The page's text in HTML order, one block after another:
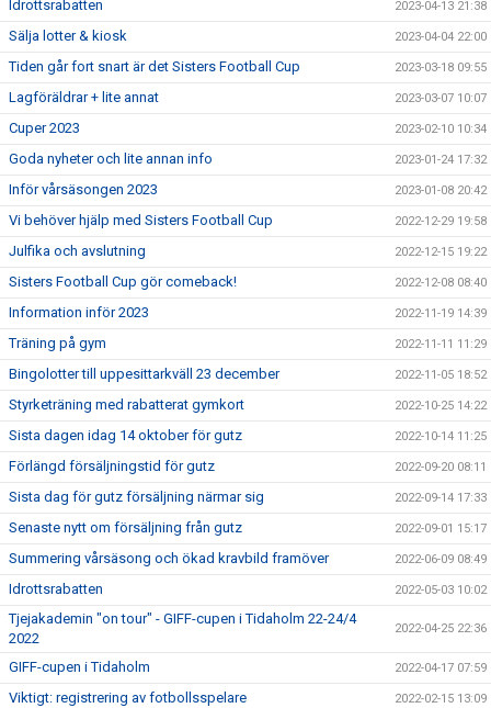
Idrottsrabatten 2023-04-13 21:38
Sälja lotter & kiosk 2023-04-04 22:00
Tiden går fort snart är det Sisters Football Cup 2023-03-18 09:55
Lagföräldrar + lite annat 2023-03-07 10:07
Cuper 2023 2023-02-10 10:34
Goda nyheter och lite annan info 2023-01-24 17:32
Inför vårsäsongen 2023 2023-01-08 20:42
Vi behöver hjälp med Sisters Football Cup 2022-12-29 19:58
Julfika och avslutning 2022-12-15 19:22
Sisters Football Cup gör comeback! 2022-12-08 08:40
Information inför 2023 2022-11-19 14:39
Träning på gym 2022-11-11 11:29
Bingolotter till uppesittarkväll 23 december 2022-11-05 18:52
Styrketräning med rabatterat gymkort 2022-10-25 14:22
Sista dagen idag 14 oktober för gutz 2022-10-14 11:25
Förlängd försäljningstid för gutz 2022-09-20 08:11
Sista dag för gutz försäljning närmar sig 2022-09-14 17:33
Senaste nytt om försäljning från gutz 2022-09-01 15:17
Summering vårsäsong och ökad kravbild framöver 2022-06-09 08:49
Idrottsrabatten 2022-05-03 10:02
Tjejakademin "on tour" - GIFF-cupen i Tidaholm 22-24/4
2022
2022-04-25 22:36
GIFF-cupen i Tidaholm 2022-04-17 07:59
Viktigt: registrering av fotbollsspelare 2022-02-15 13:09